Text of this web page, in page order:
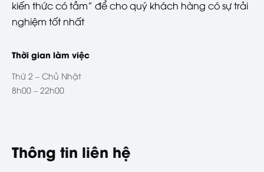
kiến thức có tầm” để cho quý khách hàng có sự trải
nghiệm tốt nhất
Thời gian làm việc
Thứ 2 – Chủ Nhật
8h00 – 22h00
Thông tin liên hệ